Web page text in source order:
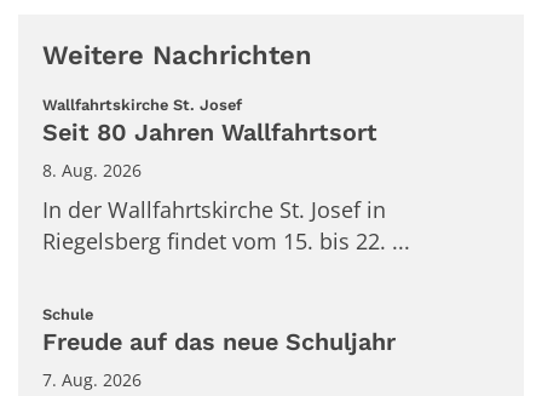
Weitere Nachrichten
Wallfahrtskirche St. Josef:
Seit 80 Jahren Wallfahrtsort
8. Aug. 2026
In der Wallfahrtskirche St. Josef in
Riegelsberg findet vom 15. bis 22. ...
Schule:
Freude auf das neue Schuljahr
7. Aug. 2026